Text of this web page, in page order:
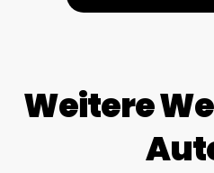
Weitere